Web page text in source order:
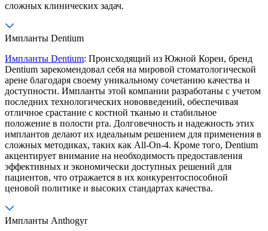
сложных клинических задач.
Импланты Dentium
Импланты Dentium: Происходящий из Южной Кореи, бренд
Dentium зарекомендовал себя на мировой стоматологической
арене благодаря своему уникальному сочетанию качества и
доступности. Импланты этой компании разработаны с учетом
последних технологических нововведений, обеспечивая
отличное срастание с костной тканью и стабильное
положение в полости рта. Долговечность и надежность этих
имплантов делают их идеальным решением для применения в
сложных методиках, таких как All-On-4. Кроме того, Dentium
акцентирует внимание на необходимость предоставления
эффективных и экономически доступных решений для
пациентов, что отражается в их конкурентоспособной
ценовой политике и высоких стандартах качества.
Импланты Anthogyr